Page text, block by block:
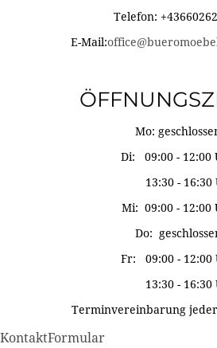
Telefon:
E-Mail:
Mo:
Di: 09:00 - 12:00
13:30 - 16:30
Mi: 09:00 - 12:00
Do:
Fr: 09:00 - 12:00
13:30 - 16:30
Terminvereinbarung
KontaktFormular